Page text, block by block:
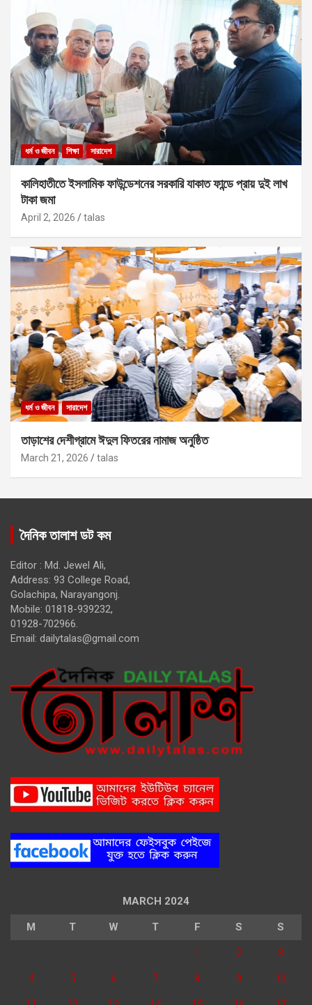
ধর্ম ও জীবন শিক্ষা সারাদেশ
কালিহাতীতে ইসলামিক ফাউন্ডেশনের সরকারি যাকাত ফান্ডে প্রায় দুই লাখ
টাকা জমা
April 2, 2026 talas
ধর্ম ও জীবন সারাদেশ
তাড়াশের দেশীগ্রামে ঈদুল ফিতরের নামাজ অনুষ্ঠিত
March 21, 2026 talas
দৈনিক তালাশ ডট কম
Editor : Md. Jewel Ali,
Address: 93 College Road,
Golachipa, Narayangonj.
Mobile: 01818-939232,
01928-702966.
Email: dailytalas@gmail.com
MARCH 2024
M T W T F S S
1 2 3
4 5 6 7 8 9 10